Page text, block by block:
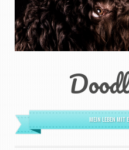
MEIN LEBEN MIT